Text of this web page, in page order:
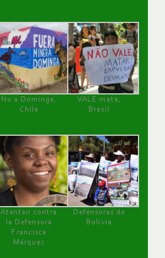
No a Dominga,
Chile
VALE mata,
Brasil
Atentan contra
la Defensora
Francisca
Márquez
Defensoras de
Bolivia